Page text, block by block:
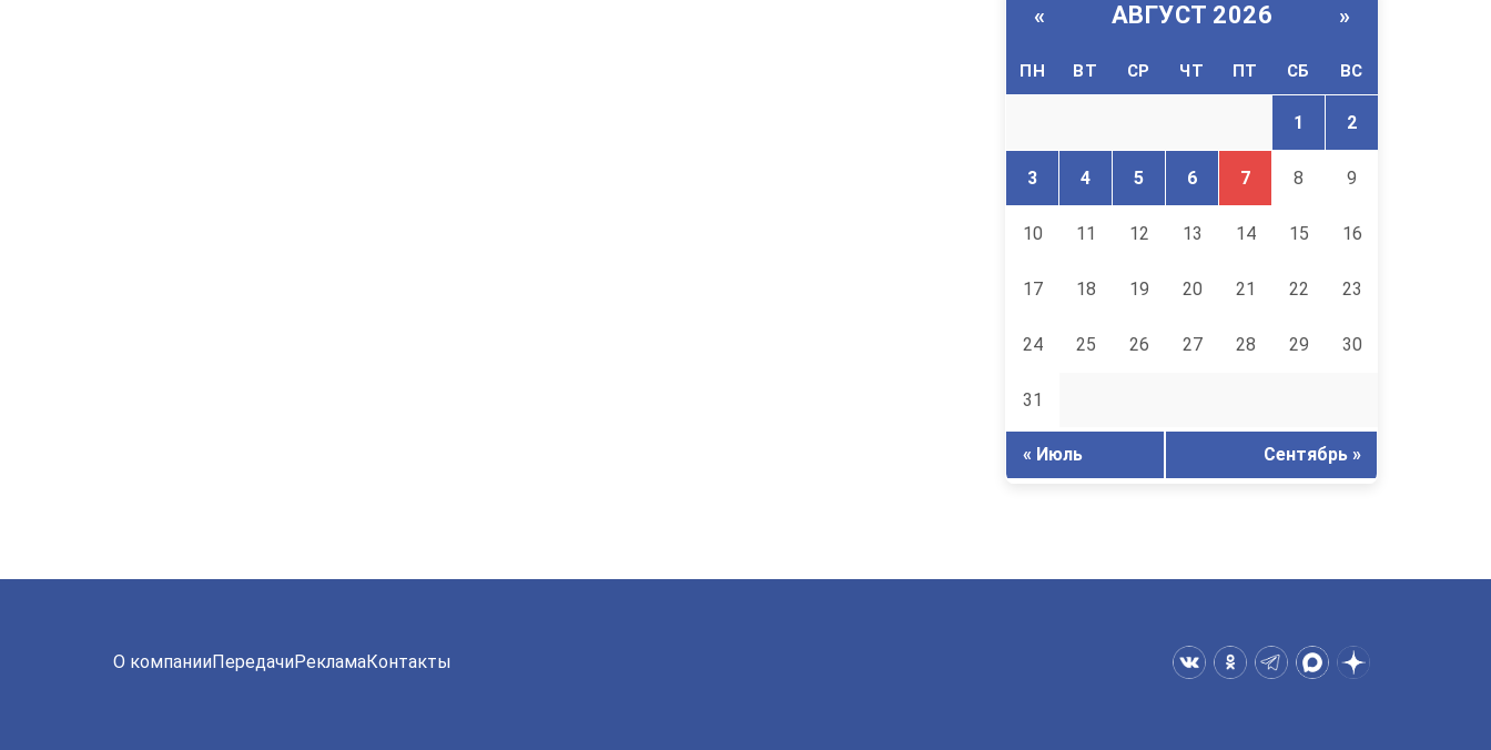
« АВГУСТ 2026 »
ПН ВТ СР ЧТ ПТ СБ ВС
1 2
3 4 5 6 7 8 9
10 11 12 13 14 15 16
17 18 19 20 21 22 23
24 25 26 27 28 29 30
31
« Июль Сентябрь »
О компанииПередачиРекламаКонтакты